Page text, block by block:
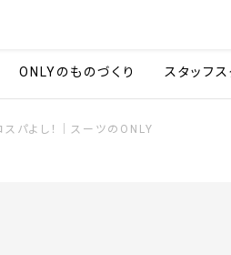
ONLYのものづくり スタッフ
パよし！｜スーツのONLY